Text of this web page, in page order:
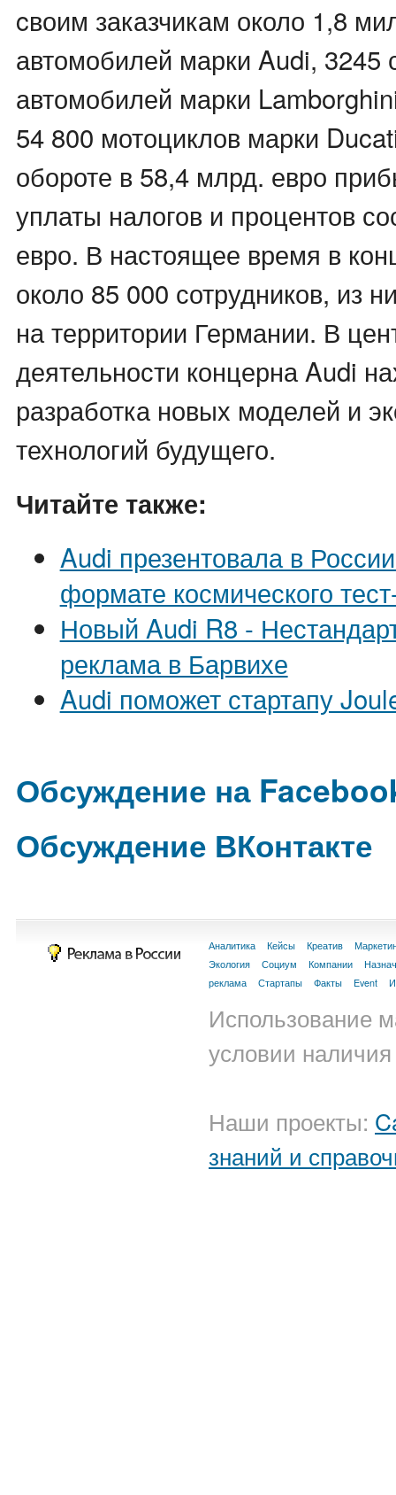
cвоим заказчикам около 1,8
автомобилей марки Audi, 3245
автомобилей марки
54 800 мотоциклов марки
обороте в 58,4 млрд. евро
уплаты налогов и процентов
евро. В настоящее время в
около 85 000 сотрудников, из
на территории Германии. В
деятельности концерна Audi
разработка новых моделей и
технологий будущего.
Читайте также:
Audi презентовала в
формате космического
Новый Audi R8 -
реклама в Барвихе
Audi поможет стартапу
Обсуждение на
Обсуждение ВКонтакте
Аналитика Кейсы Креатив
Экология
Социум Компании
реклама
Стартапы Факты Event
Использование
условии
Наши проекты:
знаний и